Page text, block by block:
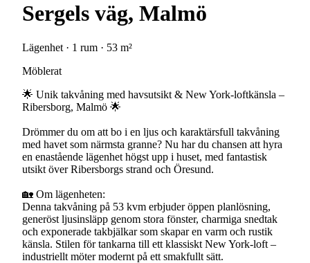
Sergels väg, Malmö
Lägenhet · 1 rum · 53 m²
Möblerat
🌟 Unik takvåning med havsutsikt & New York-loftkänsla –
Ribersborg, Malmö 🌟
Drömmer du om att bo i en ljus och karaktärsfull takvåning
med havet som närmsta granne? Nu har du chansen att hyra
en enastående lägenhet högst upp i huset, med fantastisk
utsikt över Ribersborgs strand och Öresund.
🏡 Om lägenheten:
Denna takvåning på 53 kvm erbjuder öppen planlösning,
generöst ljusinsläpp genom stora fönster, charmiga snedtak
och exponerade takbjälkar som skapar en varm och rustik
känsla. Stilen för tankarna till ett klassiskt New York-loft –
industriellt möter modernt på ett smakfullt sätt.